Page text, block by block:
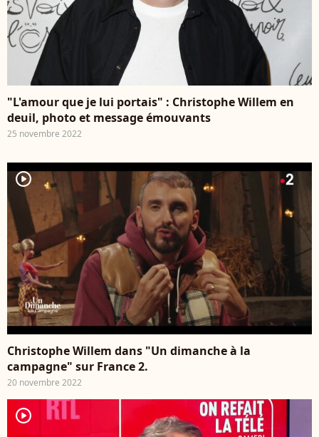
"L'amour que je lui portais" : Christophe Willem en
deuil, photo et message émouvants
25 novembre 2022
player2
Christophe Willem dans "Un dimanche à la
campagne" sur France 2.
20 novembre 2022
player2